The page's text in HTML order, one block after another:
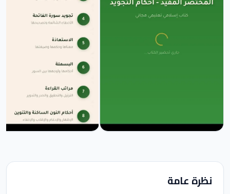
نظرة عامة